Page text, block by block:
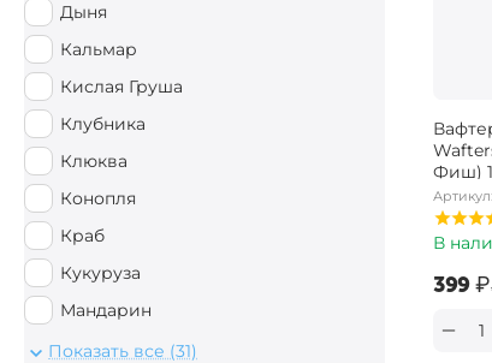
Фиш)
Артикул:
В
‍399‍₽
−
Дыня
Кальмар
Кислая Груша
Клубника
Клюква
Конопля
Краб
Кукуруза
Мандарин
Монстр Краб
Показать все (31)